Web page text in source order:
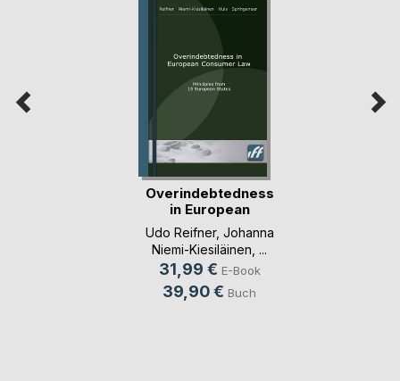
Overindebtedness
in European
Consu(...)
Udo Reifner, Johanna
Niemi-Kiesiläinen , ...
31,99 € E-Book
39,90 € Buch